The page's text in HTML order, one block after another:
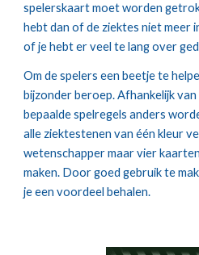
spelerskaart moet worden
hebt dan of de ziektes niet meer
of je hebt er veel te lang over
Om de spelers een beetje te
bijzonder beroep. Afhankelijk
bepaalde spelregels anders
alle ziektestenen van één kleur
wetenschapper maar vier
maken. Door goed gebruik te
je een voordeel behalen.